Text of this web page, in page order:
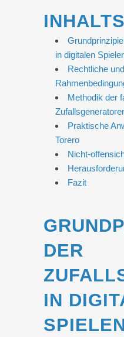
in digitalen
Rechtliche
Methodik der
Praktische
Torero
Nicht-
Fazit
DER
IN